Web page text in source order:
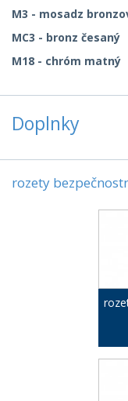
M3 - mosadz
MC3 - bronz česaný
M18 - chróm matný
Doplnky
rozety